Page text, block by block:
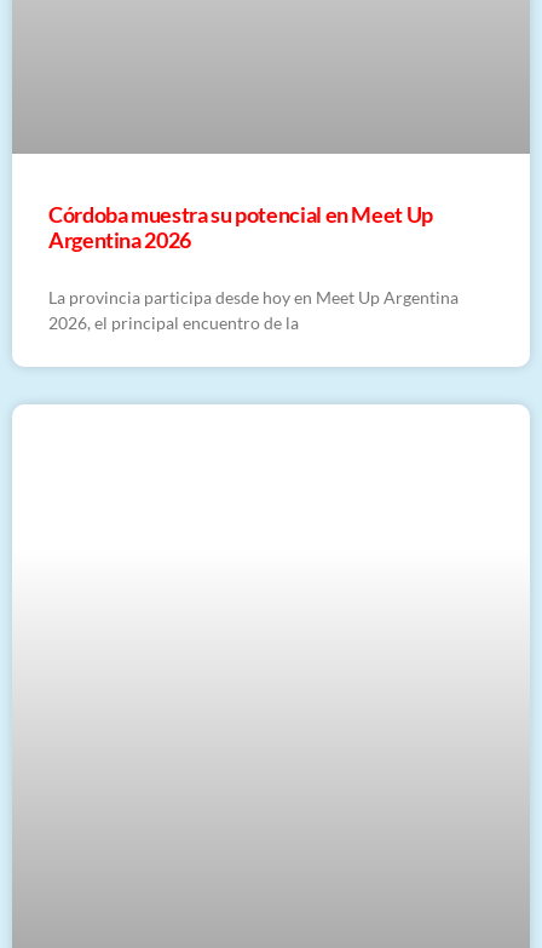
Córdoba muestra su potencial en Meet Up
Argentina 2026
La provincia participa desde hoy en Meet Up Argentina
2026, el principal encuentro de la